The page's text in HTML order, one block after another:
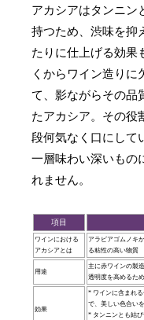
アカシアはタンニン
持つため、渋味を抑
たりに仕上げる効果
くからワイン造りに
て、影ながらその品
たアカシア。その役
段何気なく口にして
一層味わい深いもの
れません。
項目
ワインにおける
アカシアとは
アラビアゴムノキ
る粘性の高い物質
用途
主に赤ワインの製
透明度を高めるた
効果
* ワインに含まれ
で、美しい色合い
* タンニンとも結び